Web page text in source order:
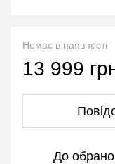
Немає в наявності
13 999
До